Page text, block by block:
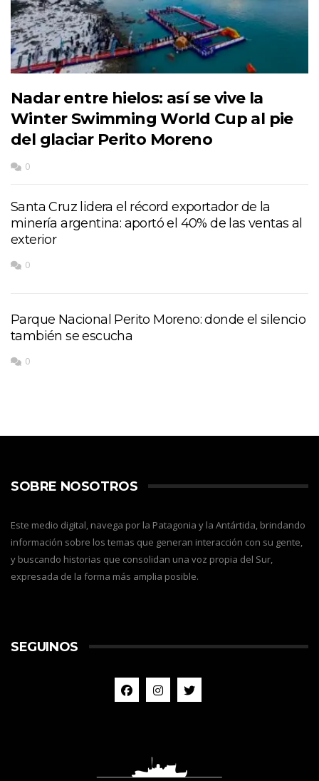
Nadar entre hielos: así se vive la
Winter Swimming World Cup al pie
del glaciar Perito Moreno
0
Santa Cruz lidera el récord exportador de la
minería argentina: aportó el 40% de las ventas al
exterior
0
Parque Nacional Perito Moreno: donde el silencio
también se escucha
0
SOBRE NOSOTROS
Este medio digital, navega por la Patagonia y la Antártida, brindando
información sobre los temas que generan interacción con su gente,
y buscando historias que consolidan una voz propia del Sur,
expresada de la forma más amplia posible.
SEGUINOS